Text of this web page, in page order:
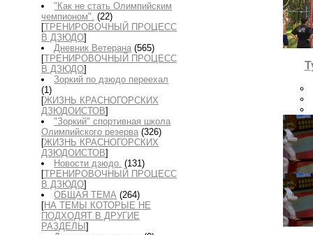
"Как не стать Олимпийским
чемпионом". (22)
[ТРЕНИРОВОЧНЫЙ ПРОЦЕСС
В ДЗЮДО]
Дневник Ветерана (565)
[ТРЕНИРОВОЧНЫЙ ПРОЦЕСС
В ДЗЮДО]
Зоркий по дзюдо переехал
(1)
[ЖИЗНЬ КРАСНОГОРСКИХ
ДЗЮДОИСТОВ]
"Зоркий" спортивная школа
Олимпийского резерва (326)
[ЖИЗНЬ КРАСНОГОРСКИХ
ДЗЮДОИСТОВ]
Новости дзюдо. (131)
[ТРЕНИРОВОЧНЫЙ ПРОЦЕСС
В ДЗЮДО]
ОБЩАЯ ТЕМА (264)
[НА ТЕМЫ КОТОРЫЕ НЕ
ПОДХОДЯТ В ДРУГИЕ
РАЗДЕЛЫ ]